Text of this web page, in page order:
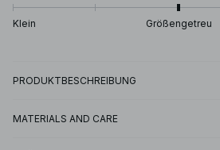
Klein Größengetreu
PRODUKTBESCHREIBUNG
MATERIALS AND CARE